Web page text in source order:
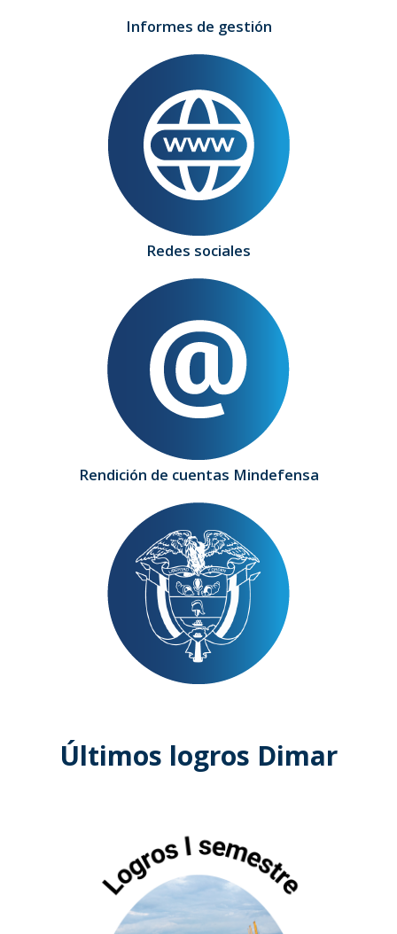
Informes de gestión
Redes sociales
Rendición de cuentas Mindefensa
Últimos logros Dimar